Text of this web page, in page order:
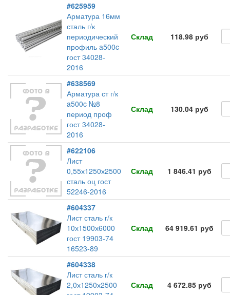
#625959
Арматура 16мм
сталь г/к
периодический
профиль a500c
гост 34028-
2016
Склад 118.98 руб
#638569
Арматура ст г/к
a500c №8
период проф
гост 34028-
2016
Склад 130.04 руб
#622106
Лист
0,55х1250х2500
сталь оц гост
52246-2016
Склад 1 846.41 руб
#604337
Лист сталь г/к
10х1500х6000
гост 19903-74
16523-89
Склад 64 919.61 руб
#604338
Лист сталь г/к
2,0х1250х2500
Склад 4 672.85 руб